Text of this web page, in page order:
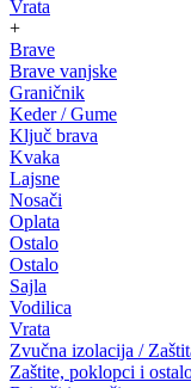
Vrata
+
Brave
Brave vanjske
Graničnik
Keder / Gume
Ključ brava
Kvaka
Lajsne
Nosači
Oplata
Ostalo
Ostalo
Sajla
Vodilica
Vrata
Zvučna izolacija /
Zaštite, poklopci i